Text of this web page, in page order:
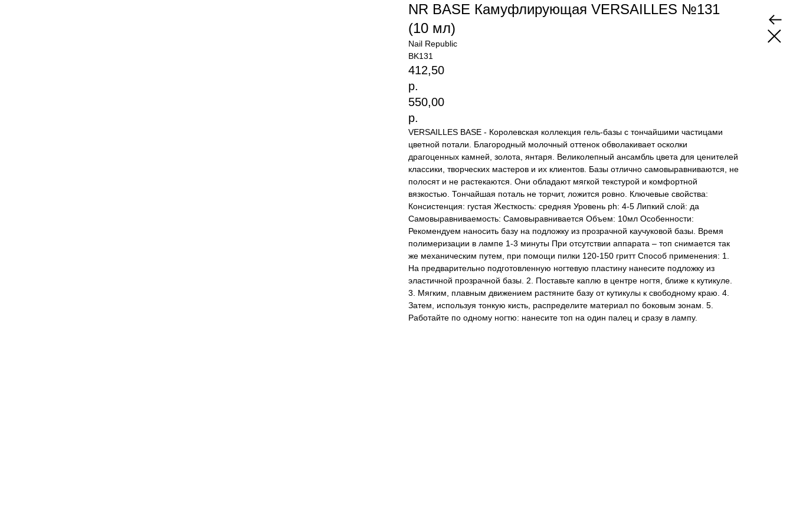
NR BASE Камуфлирующая VERSAILLES №131
(10 мл)
Nail Republic
BK131
412,50
р.
550,00
р.
VERSAILLES BASE - Королевская коллекция гель-базы с тончайшими частицами
цветной потали. Благородный молочный оттенок обволакивает осколки
драгоценных камней, золота, янтаря. Великолепный ансамбль цвета для ценителей
классики, творческих мастеров и их клиентов. Базы отлично самовыравниваются, не
полосят и не растекаются. Они обладают мягкой текстурой и комфортной
вязкостью. Тончайшая поталь не торчит, ложится ровно. Ключевые свойства:
Консистенция: густая Жесткость: средняя Уровень ph: 4-5 Липкий слой: да
Самовыравниваемость: Самовыравнивается Объем: 10мл Особенности:
Рекомендуем наносить базу на подложку из прозрачной каучуковой базы. Время
полимеризации в лампе 1-3 минуты При отсутствии аппарата – топ снимается так
же механическим путем, при помощи пилки 120-150 гритт Способ применения: 1.
На предварительно подготовленную ногтевую пластину нанесите подложку из
эластичной прозрачной базы. 2. Поставьте каплю в центре ногтя, ближе к кутикуле.
3. Мягким, плавным движением растяните базу от кутикулы к свободному краю. 4.
Затем, используя тонкую кисть, распределите материал по боковым зонам. 5.
Работайте по одному ногтю: нанесите топ на один палец и сразу в лампу.